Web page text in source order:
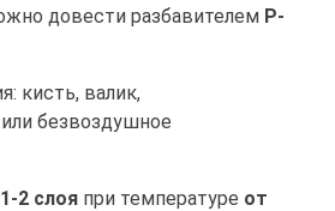
довести разбавителем Р-
кисть, валик,
безвоздушное
1-2 слоя при температуре от